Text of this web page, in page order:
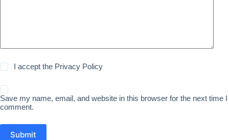
I accept the Privacy Policy
Save my name, email, and website in this browser for the next time I
comment.
Submit